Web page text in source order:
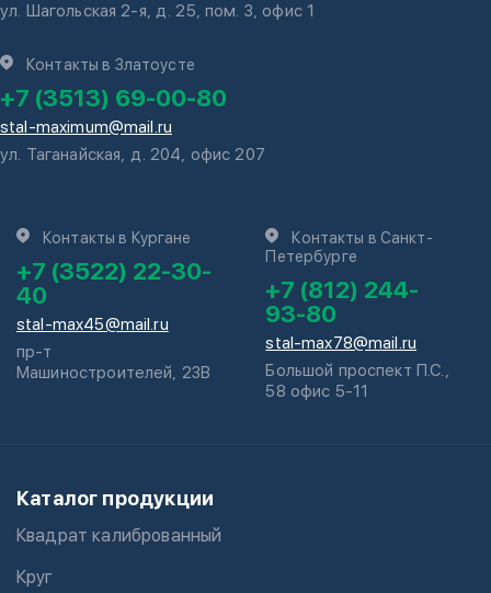
ул. Шагольская 2-я, д. 25, пом. 3, офис 1
Контакты в Златоусте
+7 (3513) 69-00-80
stal-maximum@mail.ru
ул. Таганайская, д. 204, офис 207
Контакты в Кургане
+7 (3522) 22-30-
40
stal-max45@mail.ru
пр-т
Машиностроителей, 23В
Контакты в Санкт-
Петербурге
+7 (812) 244-
93-80
stal-max78@mail.ru
Большой проспект П.С.,
58 офис 5-11
Каталог продукции
Квадрат калиброванный
Круг